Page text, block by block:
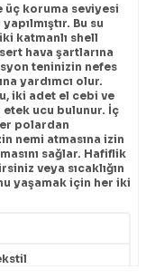
üç koruma seviyesi
Bu su
katmanlı shell
hava şartlarına
teninizin nefes
yardımcı olur.
iki adet el cebi ve
ucu bulunur. İç
polardan
nemi atmasına izin
sağlar. Hafiflik
veya sıcaklığın
yaşamak için her iki